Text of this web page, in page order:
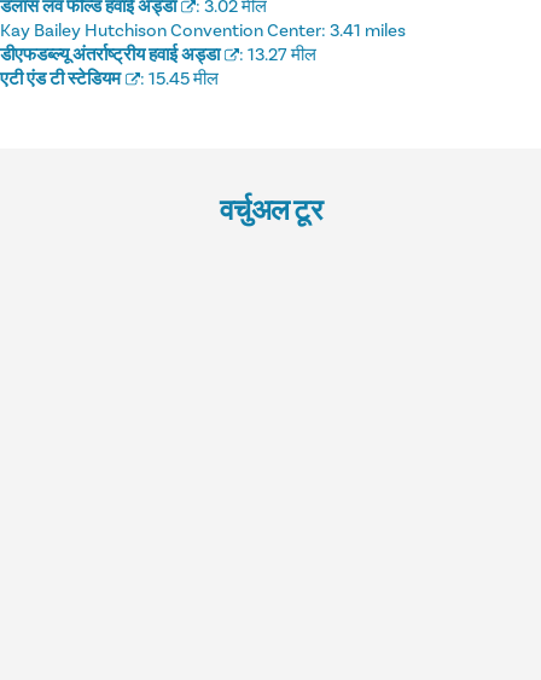
डलास लव फील्ड हवाई अड्डा : 3.02 मील
Kay Bailey Hutchison Convention Center: 3.41 miles
डीएफडब्ल्यू अंतर्राष्ट्रीय हवाई अड्डा
: 13.27 मील
एटी एंड टी स्टेडियम
: 15.45 मील
वर्चुअल टूर